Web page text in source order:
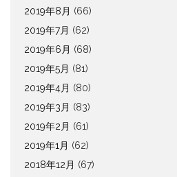
2019年8月 (66)
2019年7月 (62)
2019年6月 (68)
2019年5月 (81)
2019年4月 (80)
2019年3月 (83)
2019年2月 (61)
2019年1月 (62)
2018年12月 (67)